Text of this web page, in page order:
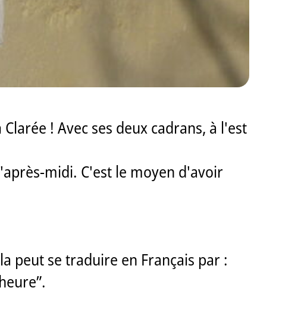
! Avec ses deux cadrans, à l'est
midi. C'est le moyen d'avoir
peut se traduire en Français par :